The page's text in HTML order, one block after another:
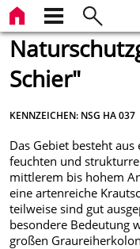
Schier"
KENNZEICHEN: NSG HA 037
Das Gebiet besteht
feuchten und
mittlerem bis hohem
eine artenreiche
teilweise sind gut
besondere Bedeutung
großen